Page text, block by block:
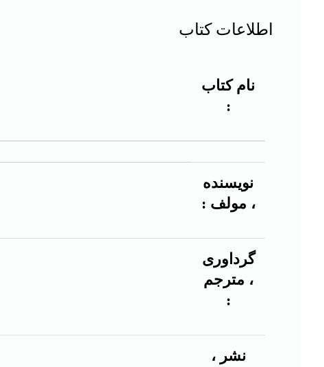
اطلاعات کتاب
نام کتاب
:
نویسنده
، مولف :
گرداوری
، مترجم
:
نشر ،